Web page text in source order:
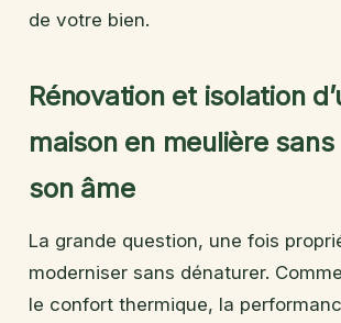
de votre bien.
Rénovation et isolation
maison en meulière
son âme
La grande question, une fois
moderniser sans dénaturer.
le confort thermique, la